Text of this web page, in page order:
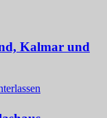
Kalmar und